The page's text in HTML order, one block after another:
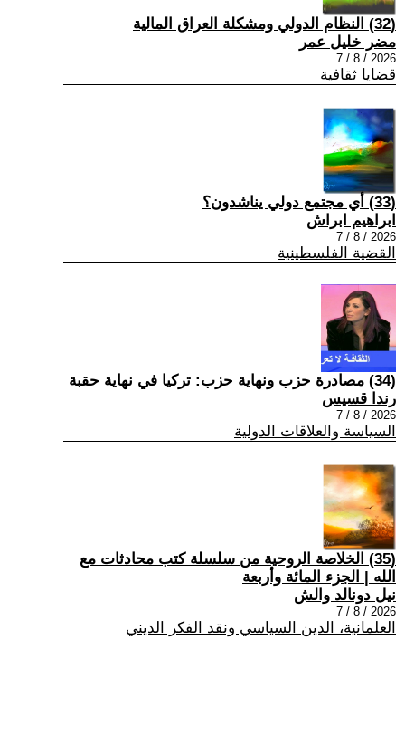
(32) النظام الدولي ومشكلة العراق المالية
مضر خليل عمر
2026 / 8 / 7
قضايا ثقافية
(33) أي مجتمع دولي يناشدون؟
ابراهيم ابراش
2026 / 8 / 7
القضية الفلسطينية
(34) مصادرة حزب ونهاية حزب: تركيا في نهاية حقبة
رندا قسيس
2026 / 8 / 7
السياسة والعلاقات الدولية
(35) الخلاصة الروحية من سلسلة كتب محادثات مع
الله | الجزء المائة وأربعة
نيل دونالد والش
2026 / 8 / 7
العلمانية، الدين السياسي ونقد الفكر الديني